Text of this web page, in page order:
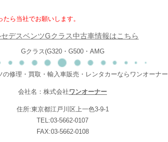
ら当社でお願いします。
セデスベンツGクラス中古車情報はこちら
Gクラス(G320・G500・AMG
の修理・買取・輸入車販売・レンタカーならワンオーナー
会社名：株式会社ワンオーナー
住所:東京都江戸川区上一色3-9-1
TEL:03-5662-0107
FAX:03-5662-0108